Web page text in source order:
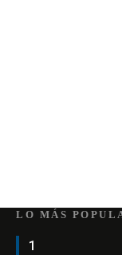
LO MÁS
1